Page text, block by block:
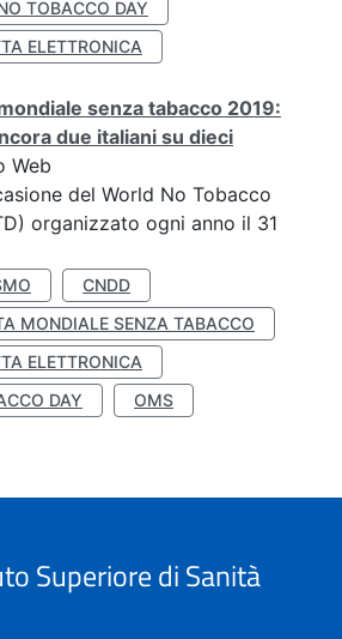
TOBACCO DAY
ELETTRONICA
senza tabacco 2019:
due italiani su dieci
Web
del World No Tobacco
organizzato ogni anno il 31
CNDD
MONDIALE SENZA TABACCO
ELETTRONICA
DAY
OMS
Superiore di Sanità